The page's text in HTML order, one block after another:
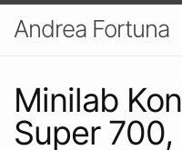
Andrea Fortuna
Minilab
Super